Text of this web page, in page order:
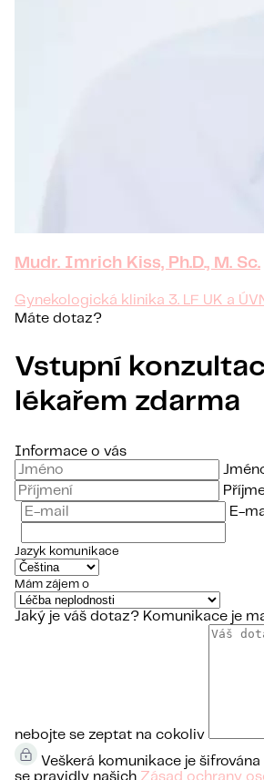
Mudr. Imrich Kiss, Ph.D., M. Sc.
Gynekologická klinika 3. LF UK a
Máte dotaz?
Vstupní
lékařem zdarma
Informace o vás
E-
Jazyk komunikace
Mám zájem o
Jaký je váš dotaz? Komunikace je
nebojte se zeptat na cokoliv
Veškerá komunikace je
se pravidly našich Zásad ochrany